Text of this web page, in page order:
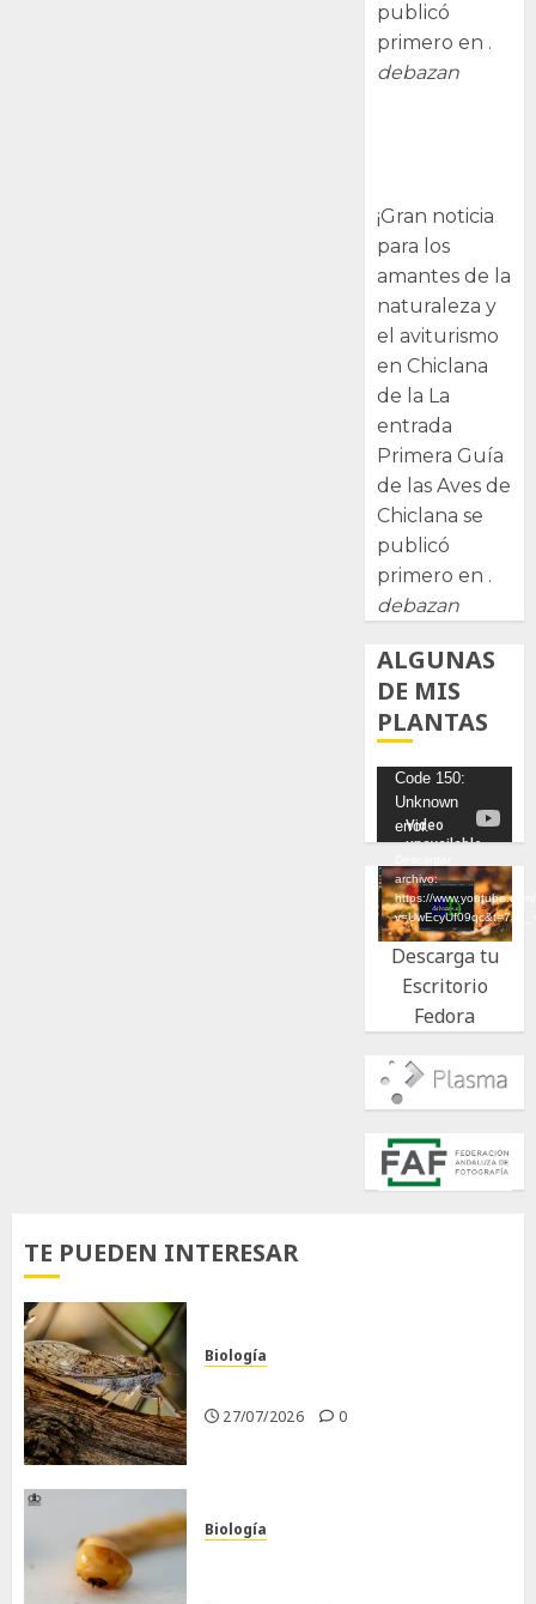
publicó
primero en .
debazan
¡Gran noticia
para los
amantes de la
naturaleza y
el aviturismo
en Chiclana
de la La
entrada
Primera Guía
de las Aves de
Chiclana se
publicó
primero en .
debazan
ALGUNAS
DE MIS
PLANTAS
Reproductor
de
vídeo
Code 150:
Unknown
error.
archivo:
https://
Descarga tu
Escritorio
Fedora
TE PUEDEN INTERESAR
Biología
27/07/2026 0
Biología